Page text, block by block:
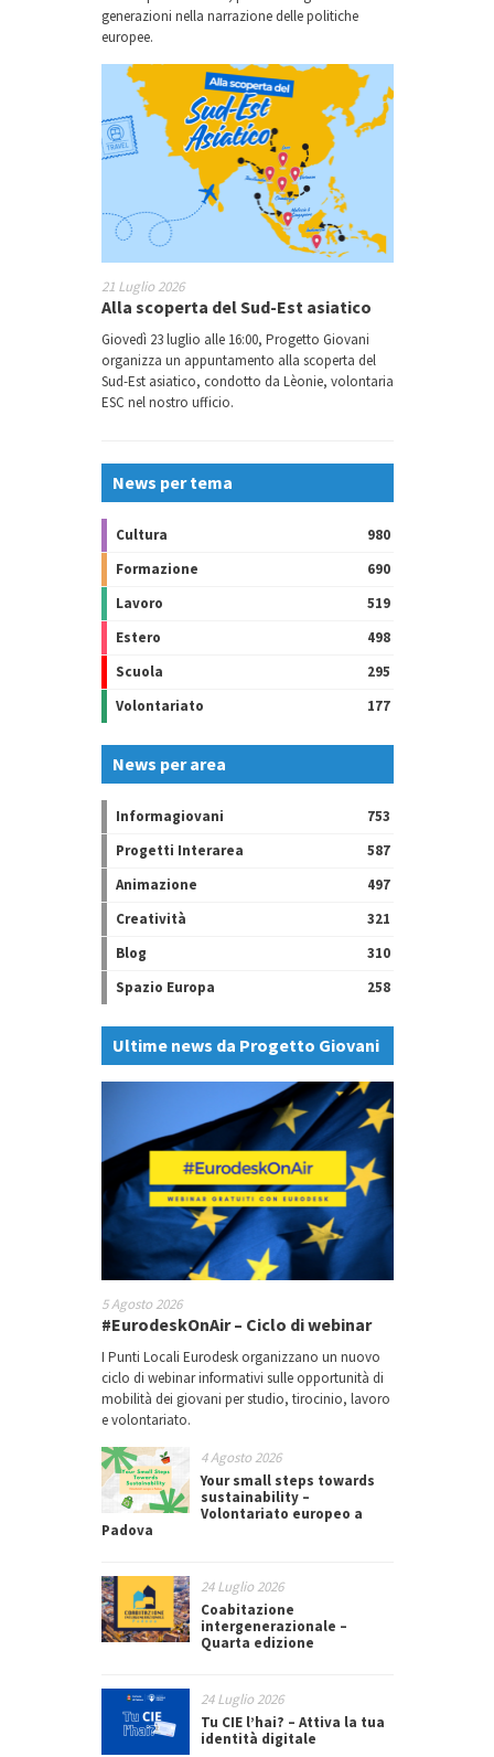
generazioni nella narrazione delle politiche
europee.
21 Luglio 2026
Alla scoperta del Sud-Est asiatico
Giovedì 23 luglio alle 16:00, Progetto Giovani
organizza un appuntamento alla scoperta del
Sud-Est asiatico, condotto da Lèonie, volontaria
ESC nel nostro ufficio.
News per tema
Cultura
980
Formazione
690
Lavoro
519
Estero
498
Scuola
295
Volontariato
177
News per area
Informagiovani
753
Progetti Interarea
587
Animazione
497
Creatività
321
Blog
310
Spazio Europa
258
Ultime news da Progetto Giovani
5 Agosto 2026
#EurodeskOnAir – Ciclo di webinar
I Punti Locali Eurodesk organizzano un nuovo
ciclo di webinar informativi sulle opportunità di
mobilità dei giovani per studio, tirocinio, lavoro
e volontariato.
4 Agosto 2026
Your small steps towards
sustainability –
Volontariato europeo a
Padova
24 Luglio 2026
Coabitazione
intergenerazionale –
Quarta edizione
24 Luglio 2026
Tu CIE l’hai? – Attiva la tua
identità digitale